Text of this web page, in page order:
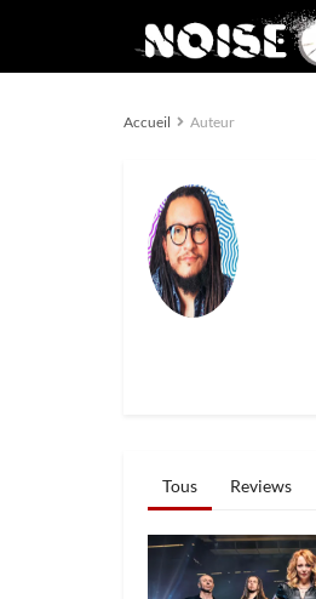
Accueil Auteur
Tous Reviews